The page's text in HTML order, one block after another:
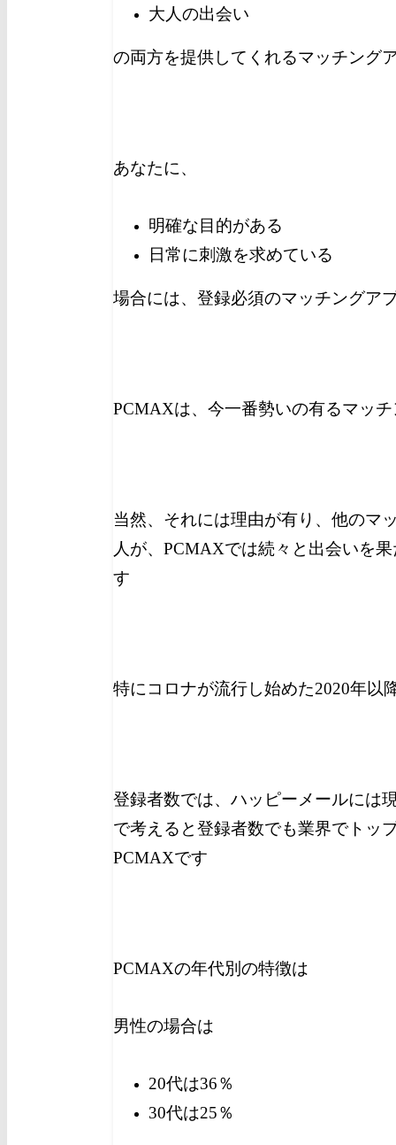
大人の出会い
の両方を提供してくれるマッチング
あなたに、
明確な目的がある
日常に刺激を求めている
場合には、登録必須のマッチングア
PCMAXは、今一番勢いの有るマッ
当然、それには理由が有り、他のマ
人が、PCMAXでは続々と出会いを
す
特にコロナが流行し始めた2020年以
登録者数では、ハッピーメールには
で考えると登録者数でも業界でトッ
PCMAXです
PCMAXの年代別の特徴は
男性の場合は
20代は36％
30代は25％